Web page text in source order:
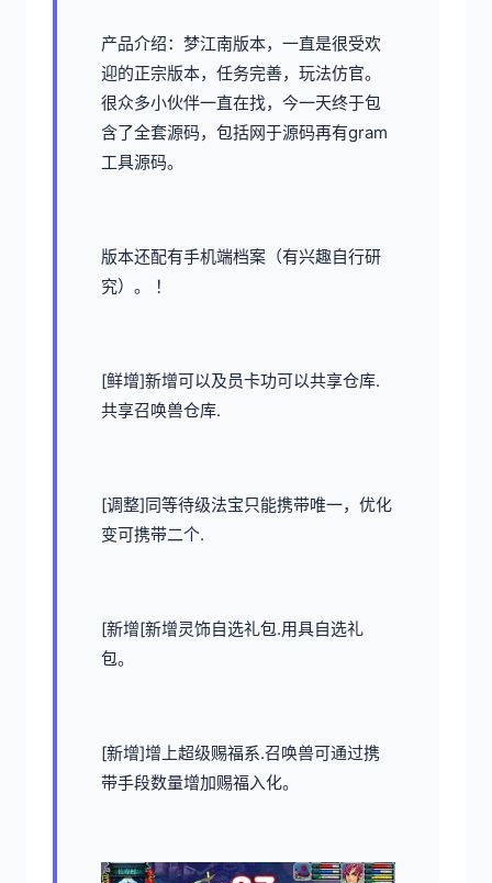
产品介绍：梦江南版本，一直是很受欢
迎的正宗版本，任务完善，玩法仿官。
很众多小伙伴一直在找，今一天终于包
含了全套源码，包括网于源码再有gram
工具源码。
版本还配有手机端档案（有兴趣自行研
究）。 ！
[鲜增]新增可以及员卡功可以共享仓库.
共享召唤兽仓库.
[调整]同等待级法宝只能携带唯一，优化
变可携带二个.
[新增[新增灵饰自选礼包.用具自选礼
包。
[新增]增上超级赐福系.召唤兽可通过携
带手段数量增加赐福入化。